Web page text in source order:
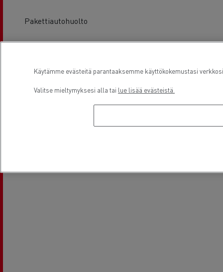
Pakettiautohuolto
Käytämme evästeitä parantaaksemme käyttökokemustasi
Valitse mieltymyksesi alla tai lue lisää evästeistä.